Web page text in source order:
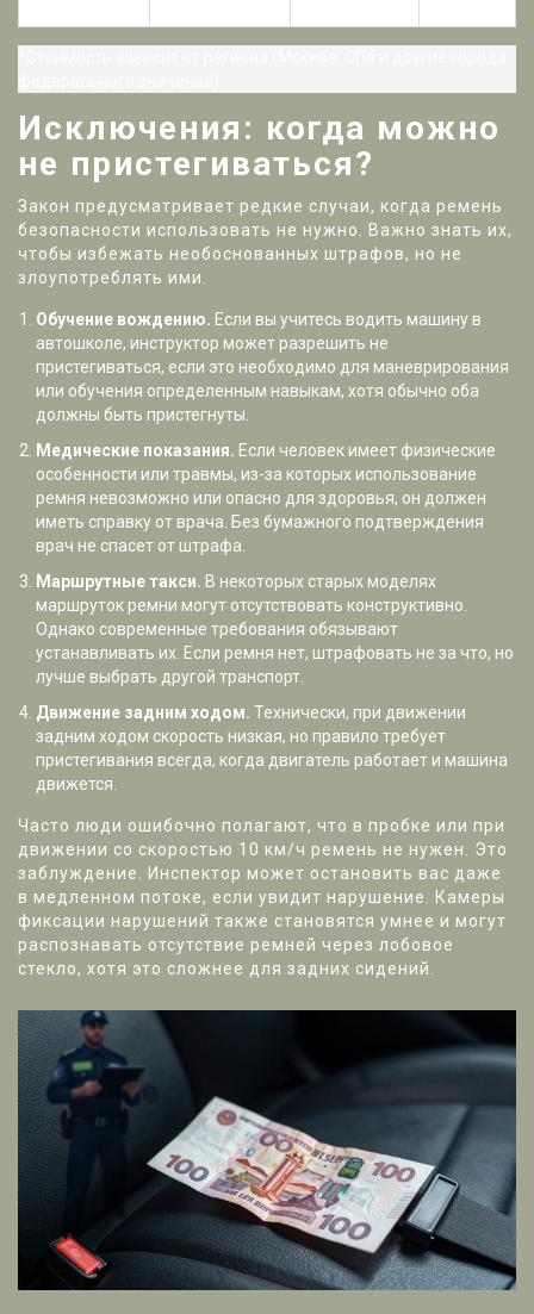
Исключения: когда можно
не пристегиваться?
Закон предусматривает редкие случаи, когда ремень
безопасности использовать не нужно. Важно знать их,
чтобы избежать необоснованных штрафов, но не
злоупотреблять ими.
Обучение вождению. Если вы учитесь водить машину в
автошколе, инструктор может разрешить не
пристегиваться, если это необходимо для маневрирования
или обучения определенным навыкам, хотя обычно оба
должны быть пристегнуты.
Медические показания. Если человек имеет физические
особенности или травмы, из-за которых использование
ремня невозможно или опасно для здоровья, он должен
иметь справку от врача. Без бумажного подтверждения
врач не спасет от штрафа.
Маршрутные такси. В некоторых старых моделях
маршруток ремни могут отсутствовать конструктивно.
Однако современные требования обязывают
устанавливать их. Если ремня нет, штрафовать не за что, но
лучше выбрать другой транспорт.
Движение задним ходом. Технически, при движении
задним ходом скорость низкая, но правило требует
пристегивания всегда, когда двигатель работает и машина
движется.
Часто люди ошибочно полагают, что в пробке или при
движении со скоростью 10 км/ч ремень не нужен. Это
заблуждение. Инспектор может остановить вас даже
в медленном потоке, если увидит нарушение. Камеры
фиксации нарушений также становятся умнее и могут
распознавать отсутствие ремней через лобовое
стекло, хотя это сложнее для задних сидений.